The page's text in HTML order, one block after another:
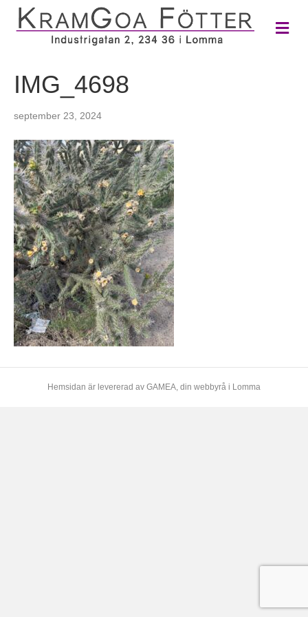
M
e
IMG_4698
september 23, 2024
Hemsidan är levererad av GAMEA, din webbyrå i Lomma